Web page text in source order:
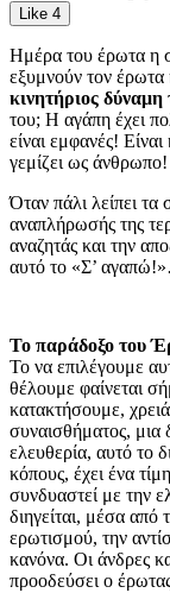
Like 4
Ημέρα του έρωτα η
εξυμνούν τον έρωτα
κινητήριος δύναμη
του; Η αγάπη έχει
είναι εμφανές!
γεμίζει ως άνθρωπο!
Όταν πάλι λείπει τα
αναπλήρωσής της
αναζητάς και την
αυτό το «Σ’
Το παράδοξο του
Το να επιλέγουμε
θέλουμε φαίνεται
κατακτήσουμε,
συναισθήματος, μια
ελευθερία, αυτό το
κόπους, έχει ένα
συνδυαστεί με την
διηγείται, μέσα από
ερωτισμού, την
κανόνα. Οι άνδρες
προοδεύσει ο